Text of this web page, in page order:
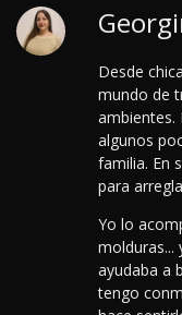
Desde
mundo de
ambientes.
algunos
familia. En
para
Yo lo
molduras...
ayudaba a
tengo